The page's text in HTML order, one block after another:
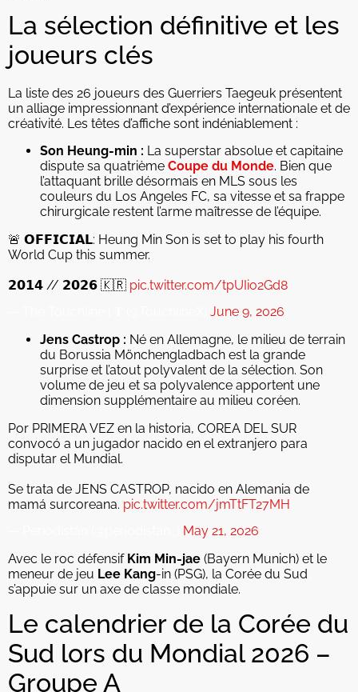
La sélection définitive et les
joueurs clés
La liste des 26 joueurs des Guerriers Taegeuk présentent
un alliage impressionnant d’expérience internationale et de
créativité. Les têtes d’affiche sont indéniablement :
Son Heung-min : La superstar absolue et capitaine
dispute sa quatrième Coupe du Monde. Bien que
l’attaquant brille désormais en MLS sous les
couleurs du Los Angeles FC, sa vitesse et sa frappe
chirurgicale restent l’arme maîtresse de l’équipe.
🚨 𝗢𝗙𝗙𝗜𝗖𝗜𝗔𝗟: Heung Min Son is set to play his fourth
World Cup this summer.
𝟮𝟬𝟭𝟰 // 𝟮𝟬𝟮𝟲 🇰🇷 pic.twitter.com/tpUIio2Gd8
June 9, 2026
Jens Castrop : Né en Allemagne, le milieu de terrain
du Borussia Mönchengladbach est la grande
surprise et l’atout polyvalent de la sélection. Son
volume de jeu et sa polyvalence apportent une
dimension supplémentaire au milieu coréen.
Por PRIMERA VEZ en la historia, COREA DEL SUR
convocó a un jugador nacido en el extranjero para
disputar el Mundial.
Se trata de JENS CASTROP, nacido en Alemania de
mamá surcoreana. pic.twitter.com/jmTtFT27MH
May 21, 2026
Avec le roc défensif Kim Min-jae (Bayern Munich) et le
meneur de jeu Lee Kang-in (PSG), la Corée du Sud
s’appuie sur un axe de classe mondiale.
Le calendrier de la Corée du
Sud lors du Mondial 2026 –
Groupe A